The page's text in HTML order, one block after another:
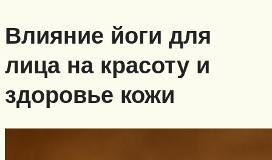
Влияние йоги для
лица на красоту и
здоровье кожи